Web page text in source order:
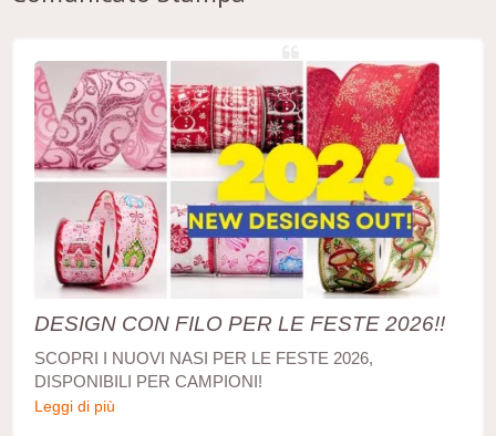
DESIGN CON FILO PER LE FESTE 2026!!
SCOPRI I NUOVI NASI PER LE FESTE 2026,
DISPONIBILI PER CAMPIONI!
Leggi di più